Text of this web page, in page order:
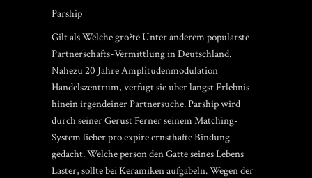
Parship
Gilt als Welche gro?te Unter anderem popularste
Partnerschafts-Vermittlung in Deutschland.
Nahezu 20 Jahre Amplitudenmodulation
Handelszentrum, verfugt sie uber langst Erlebnis
hinein irgendeiner Partnersuche. Parship wird
durch seiner Gerust Ferner seinem Matching-
System lieber pro expire ernsthafte Bindung
gedacht.Welche person den Gatte seines Lebens
Laster, sollte bei Keramiken aufgabeln. Wegen der